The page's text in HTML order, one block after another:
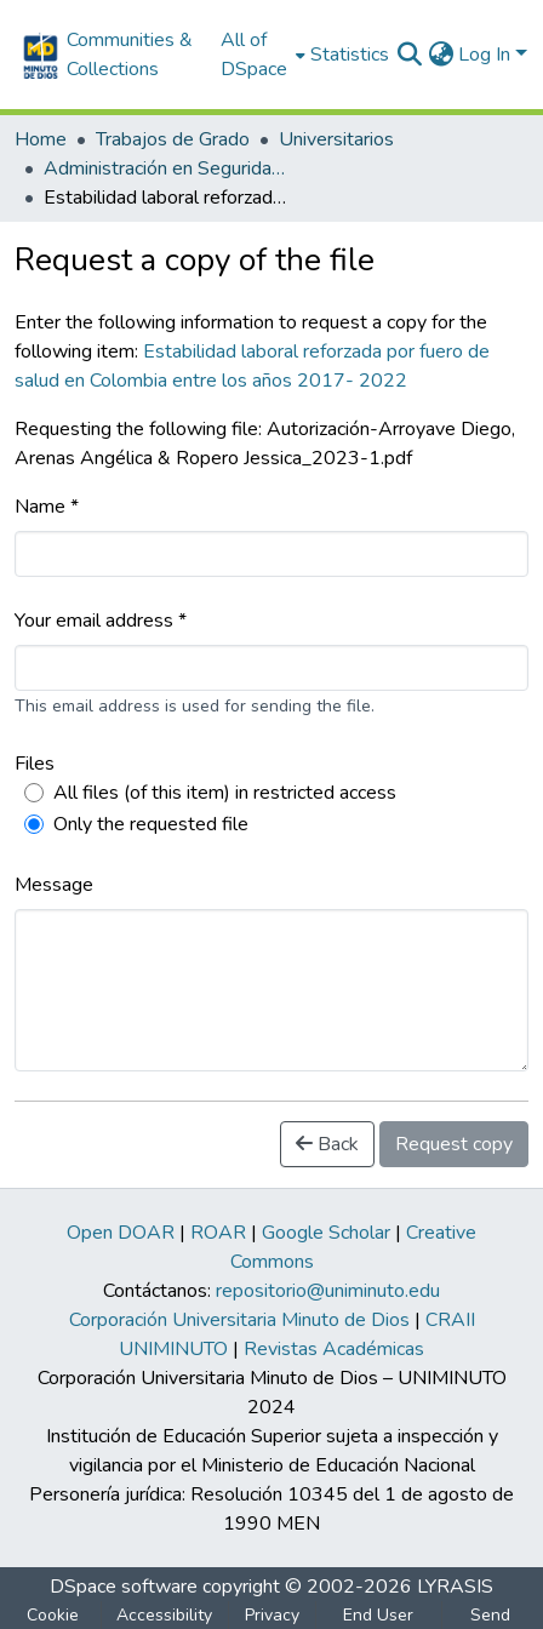
Communities &
Collections
All of
DSpace
Statistics Log In
Home Trabajos de Grado
Universitarios
Administración en Seguridad y Salud en el Trabajo
Estabilidad laboral reforzada por fuero de salud en Colombia entre los años 2017- 2022
Request a copy of the file
Enter the following information to request a copy for the
following item: Estabilidad laboral reforzada por fuero de
salud en Colombia entre los años 2017- 2022
Requesting the following file: Autorización-Arroyave Diego,
Arenas Angélica & Ropero Jessica_2023-1.pdf
Name *
Your email address *
This email address is used for sending the file.
Files
All files (of this item) in restricted access
Only the requested file
Message
Back Request copy
Open DOAR | ROAR | Google Scholar | Creative
Commons
Contáctanos: repositorio@uniminuto.edu
Corporación Universitaria Minuto de Dios | CRAII
UNIMINUTO | Revistas Académicas
Corporación Universitaria Minuto de Dios – UNIMINUTO
2024
Institución de Educación Superior sujeta a inspección y
vigilancia por el Ministerio de Educación Nacional
Personería jurídica: Resolución 10345 del 1 de agosto de
1990 MEN
DSpace software copyright © 2002-2026 LYRASIS
Cookie
Accessibility
Privacy
End User
Send